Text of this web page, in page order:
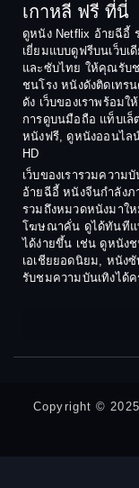
1988
1986
1984
1982
1980
1974
1972
1970
1968
เกาหลี ฟรี ที่นี่
ดูหนัง Netflix อ้ายฉีอี้
เยี่ยมแบบดูฟรีบนเว็บ
และซับไทย ให้คุณรับช
ชนโรง หนังดังติดเท
ดัง เว็บของเราพร้อม
การดูบนมือถือ แท็บเ
หนังฟรี, ดูหนังออนไล
HD
เว็บของเรารวมความ
อ้ายฉีอี้ หนังจีนกำลัง
รวมถึงหมวดหนังมาใ
โฆษณาคั่น ดูได้ทันทีแ
ได้ง่ายขึ้น เช่น ดูหนัง
เอเชียยอดนิยม, หนัง
รับชมความบันเทิงได้ค
Copyright © 2025